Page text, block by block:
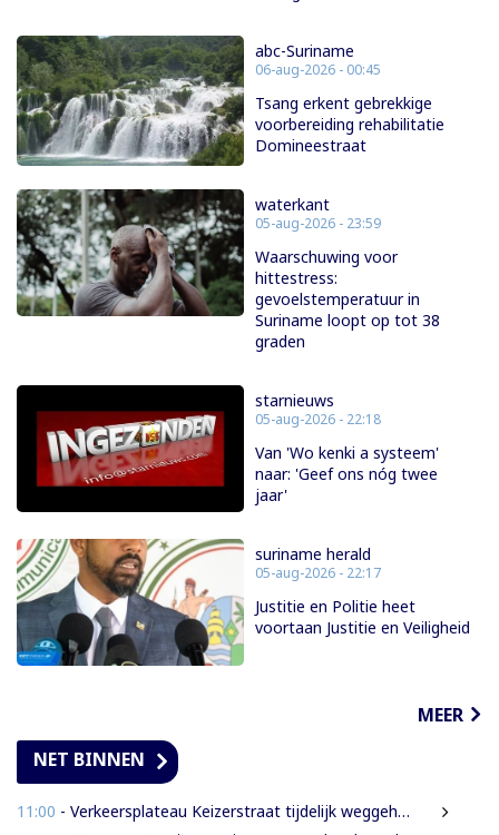
abc-Suriname
06-aug-2026 - 00:45
Tsang erkent gebrekkige
voorbereiding rehabilitatie
Domineestraat
waterkant
05-aug-2026 - 23:59
Waarschuwing voor
hittestress:
gevoelstemperatuur in
Suriname loopt op tot 38
graden
starnieuws
05-aug-2026 - 22:18
Van 'Wo kenki a systeem'
naar: 'Geef ons nóg twee
jaar'
suriname herald
05-aug-2026 - 22:17
Justitie en Politie heet
voortaan Justitie en Veiligheid
MEER
NET BINNEN
11:00 - Verkeersplateau Keizerstraat tijdelijk weggehaald vanwege chaos rond Domineestraat